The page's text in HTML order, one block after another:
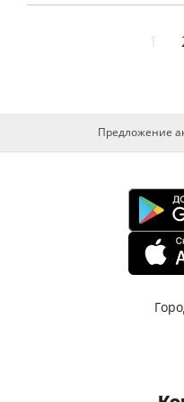
Анимационная
Музыкальный
Образ мадонны в
винчи и рафаэля
Кинесика как
1
Предложение